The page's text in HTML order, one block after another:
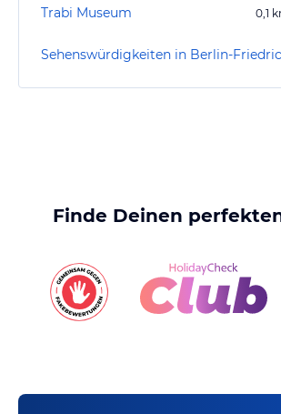
Trabi Museum 0,1
Finde Deinen